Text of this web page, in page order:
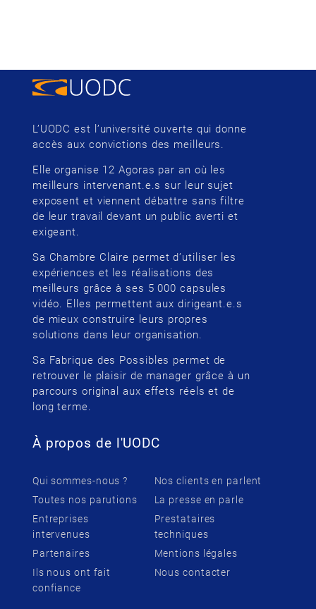
L’UODC est l’université ouverte qui donne
accès aux convictions des meilleurs.
Elle organise 12 Agoras par an où les
meilleurs intervenant.e.s sur leur sujet
exposent et viennent débattre sans filtre
de leur travail devant un public averti et
exigeant.
Sa Chambre Claire permet d’utiliser les
expériences et les réalisations des
meilleurs grâce à ses 5 000 capsules
vidéo. Elles permettent aux dirigeant.e.s
de mieux construire leurs propres
solutions dans leur organisation.
Sa Fabrique des Possibles permet de
retrouver le plaisir de manager grâce à un
parcours original aux effets réels et de
long terme.
À propos de l'UODC
Qui sommes-nous ?
Toutes nos parutions
Entreprises
intervenues
Partenaires
Ils nous ont fait
confiance
Nos clients en parlent
La presse en parle
Prestataires
techniques
Mentions légales
Nous contacter